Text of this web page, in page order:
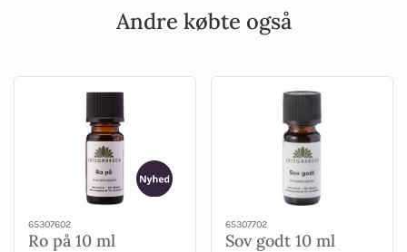
Andre købte også
65307602
Ro på 10 ml
65307702
Sov godt 10 ml